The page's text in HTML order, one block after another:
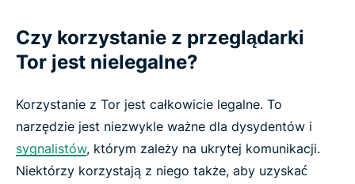
Czy korzystanie z przeglądarki
Tor jest nielegalne?
Korzystanie z Tor jest całkowicie legalne. To
narzędzie jest niezwykle ważne dla dysydentów i
sygnalistów, którym zależy na ukrytej komunikacji.
Niektórzy korzystają z niego także, aby uzyskać